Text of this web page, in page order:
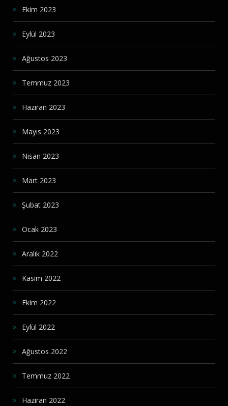
Ekim 2023
Eylül 2023
Ağustos 2023
Temmuz 2023
Haziran 2023
Mayıs 2023
Nisan 2023
Mart 2023
Şubat 2023
Ocak 2023
Aralık 2022
Kasım 2022
Ekim 2022
Eylül 2022
Ağustos 2022
Temmuz 2022
Haziran 2022